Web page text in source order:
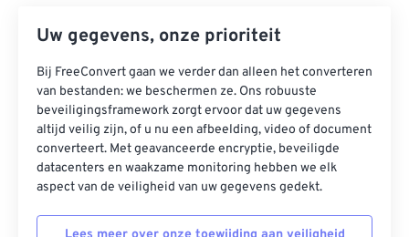
Uw gegevens, onze prioriteit
Bij FreeConvert gaan we verder dan alleen het converteren
van bestanden: we beschermen ze. Ons robuuste
beveiligingsframework zorgt ervoor dat uw gegevens
altijd veilig zijn, of u nu een afbeelding, video of document
converteert. Met geavanceerde encryptie, beveiligde
datacenters en waakzame monitoring hebben we elk
aspect van de veiligheid van uw gegevens gedekt.